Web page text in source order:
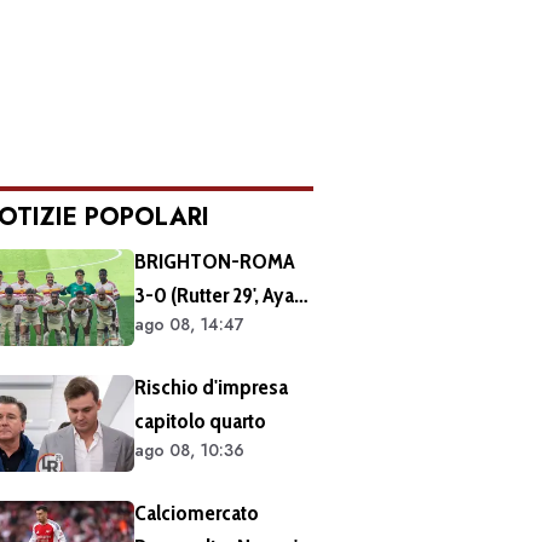
POPOLARI
BRIGHTON-ROMA
3-0 (Rutter 29', Ayari
40' 49'): ko netto
del tour britannico
(FOTO e VIDEO)
ago 08, 14:47
Rischio d'impresa
capitolo quarto
ago 08, 10:36
Calciomercato